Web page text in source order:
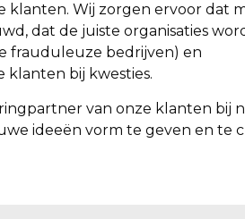
klanten. Wij zorgen ervoor dat
dat de juiste organisaties
frauduleuze bedrijven) en
klanten bij kwesties.
van onze klanten bij
ideeën vorm te geven en te